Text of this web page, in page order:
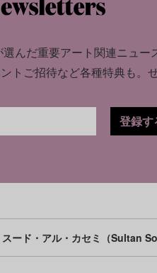
んだ重要アート関連ニュー
トご招待など各種特典も。
登録す
スード・アル・カセミ（Sultan